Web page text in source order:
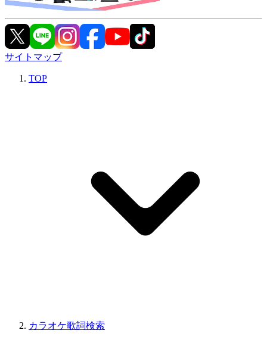
サイトマップ
TOP
カラオケ歌詞検索